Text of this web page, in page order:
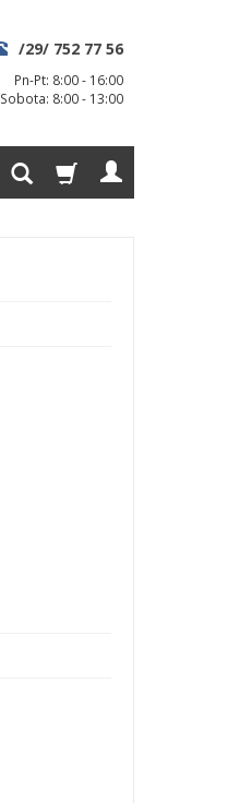
/29/ 752 77 56
Pn-Pt: 8:00 - 16:00
Sobota: 8:00 - 13:00